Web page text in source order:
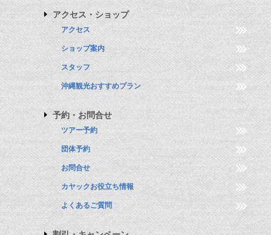
アクセス・ショップ
アクセス
ショップ案内
スタッフ
沖縄観光おすすめプラン
予約・お問合せ
ツアー予約
団体予約
お問合せ
カヤックお役立ち情報
よくあるご質問